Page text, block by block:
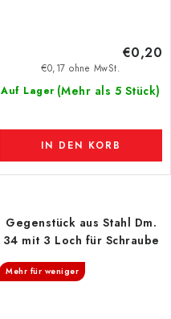
Auf Lager (Mehr als 5 Stück)
€0,17 ohne MwSt.
€0,20
IN DEN KORB
Gegenstück aus Stahl Dm.
34 mit 3 Loch für Schraube
Mehr für weniger